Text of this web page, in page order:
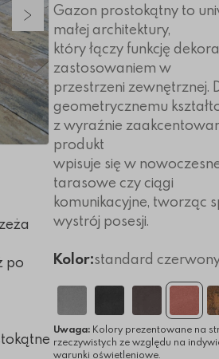
Gazon prostokątny to
małej architektury,
który łączy funkcję
zastosowaniem w
przestrzeni zewnętrznej.
geometrycznemu
z wyraźnie
produkt
wpisuje się w
tarasowe czy ciągi
komunikacyjne, tworząc
wystrój posesji.
Kolor:standard
Uwaga: Kolory prezentowane na
rzeczywistych ze względu na
warunki oświetleniowe.
Następny slajd
po